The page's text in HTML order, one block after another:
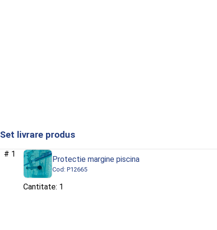
Set livrare produs
1
Protectie margine piscina
Cod: P12665
1